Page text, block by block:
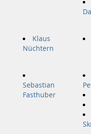
Klaus
Nüchtern
Sebastian
Fasthuber